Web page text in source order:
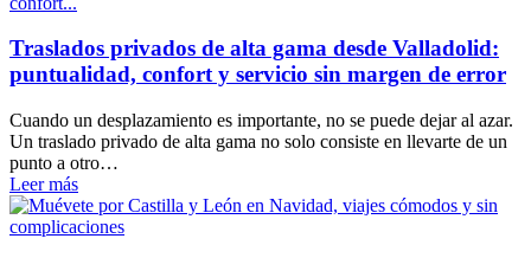
Traslados privados de alta gama desde Valladolid:
puntualidad, confort y servicio sin margen de error
Cuando un desplazamiento es importante, no se puede dejar al azar.
Un traslado privado de alta gama no solo consiste en llevarte de un
punto a otro…
Leer más